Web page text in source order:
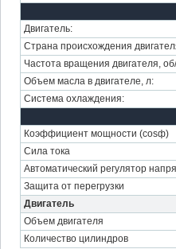
Двигатель:
Страна происхождения
Частота вращения двигателя,
Объем масла в двигателе, л:
Система охлаждения:
Коэффициент мощности (cosф)
Сила тока
Автоматический регулятор
Защита от перегрузки
Двигатель
Объем двигателя
Количество цилиндров